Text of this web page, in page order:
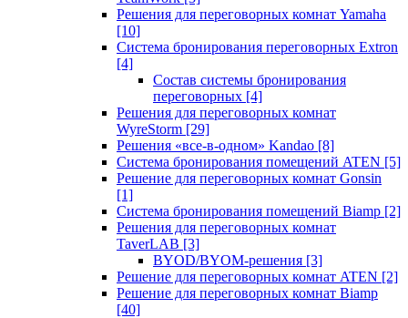
Решения для переговорных комнат Yamaha
[10]
Система бронирования переговорных Extron
[4]
Состав системы бронирования
переговорных [4]
Решения для переговорных комнат
WyreStorm [29]
Решения «все-в-одном» Kandao [8]
Система бронирования помещений ATEN [5]
Решение для переговорных комнат Gonsin
[1]
Система бронирования помещений Biamp [2]
Решения для переговорных комнат
TaverLAB [3]
BYOD/BYOM-решения [3]
Решение для переговорных комнат ATEN [2]
Решение для переговорных комнат Biamp
[40]